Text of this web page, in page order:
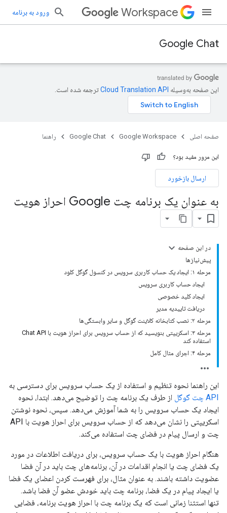
Workspace ورود به برنامه
Google Chat
این صفحه به‌وسیله ترجمه شده است.
صفحه اصلی Google Workspace
Google Chat راهنما
این مرور مفید بود؟
ارسال بازخورد
به عنوان یک برنامه چت Google احراز هویت
در این صفحه
پیش‌نیازها
مرحله ۱: ایجاد یک حساب کاربری سرویس در کنسول گوگل کلود
ایجاد حساب کاربری سرویس
ایجاد کلید خصوصی
دریافت تاییدیه مدیر
مرحله ۲: نصب کتابخانه کلاینت گوگل و سایر وابستگی‌ها
مرحله ۳: اسکریپتی بنویسید که از حساب سرویس برای احراز هویت با Chat API
استفاده کند
مرحله ۴: اجرای مثال کامل
این راهنما نحوه تنظیم و استفاده از یک حساب سرویس برای دسترسی به
API چت گوگل
از طرف یک برنامه چت را توضیح می‌دهد. ابتدا، نحوه
ایجاد یک حساب سرویس را به شما آموزش می‌دهد. سپس، نحوه نوشتن
اسکریپتی را نشان می‌دهد که از حساب سرویس برای احراز هویت با API
چت و ارسال پیام در فضای چت استفاده می‌کند.
هنگام احراز هویت با یک حساب سرویس، برای دریافت اطلاعات در مورد
یک فضای چت یا انجام اقدامات در آن، برنامه‌های چت باید در آن فضا
عضویت داشته باشند. به عنوان مثال، برای فهرست کردن اعضای یک فضا
یا ایجاد پیام در یک فضا، برنامه چت باید خودش عضو آن فضا باشد.
تنها استثنا زمانی است که یک برنامه چت با احراز هویت برنامه، فضایی